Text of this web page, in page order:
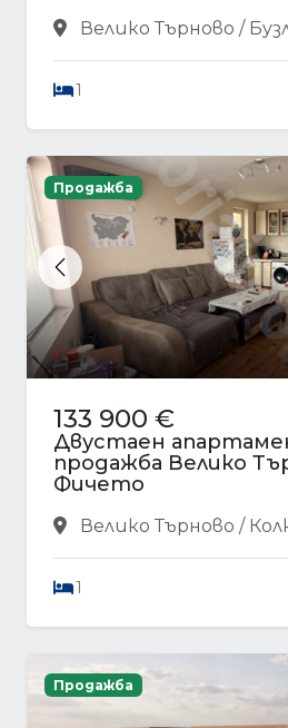
Велико Търново /
1
Previous
Продажба
133 900 €
Двустаен
продажба Велико
Фичето
Велико Търново /
1
Продажба